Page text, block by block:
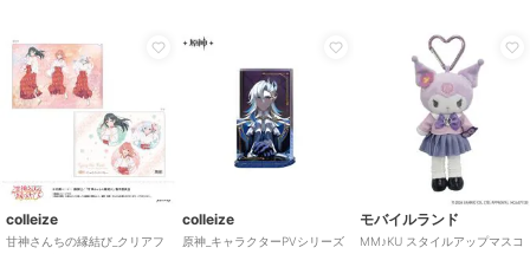
colleize
甘神さんちの縁結び_クリアフ
colleize
原神_キャラクターPVシリーズ
モバイルランド
MM♪KU スタイルアップマスコ